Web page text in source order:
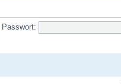
Passwort: